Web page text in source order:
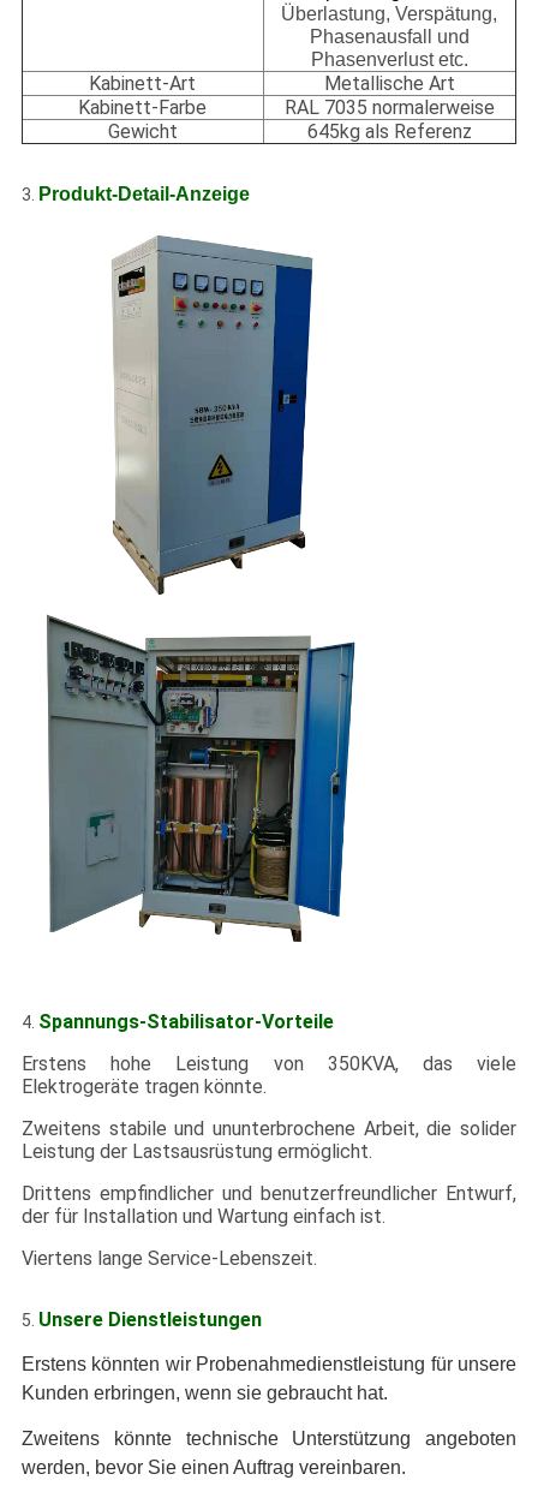
Überlastung, Verspätung,
Phasenausfall und
Phasenverlust etc.
Kabinett-Art
Metallische Art
Kabinett-Farbe
RAL 7035 normalerweise
Gewicht
645kg als Referenz
3. Produkt-Detail-Anzeige
4. Spannungs-Stabilisator-Vorteile
Erstens hohe Leistung von 350KVA, das viele
Elektrogeräte tragen könnte.
Zweitens stabile und ununterbrochene Arbeit, die solider
Leistung der Lastsausrüstung ermöglicht.
Drittens empfindlicher und benutzerfreundlicher Entwurf,
der für Installation und Wartung einfach ist.
Viertens lange Service-Lebenszeit.
5. Unsere Dienstleistungen
Erstens könnten wir Probenahmedienstleistung für unsere
Kunden erbringen, wenn sie gebraucht hat.
Zweitens
könnte technische Unterstützung angeboten
werden, bevor Sie einen Auftrag vereinbaren.